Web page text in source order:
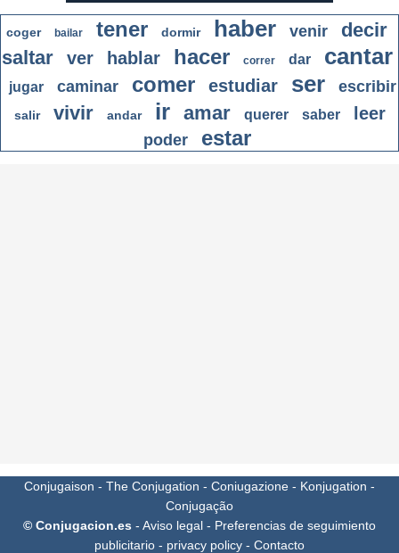
coger bailar tener dormir haber venir
decir
saltar
ver hablar hacer correr dar cantar
jugar caminar comer estudiar ser escribir
salir vivir andar ir amar querer saber leer
poder estar
Conjugaison - The Conjugation - Coniugazione - Konjugation -
Conjugação
© Conjugacion.es - Aviso legal - Preferencias de seguimiento
publicitario - privacy policy - Contacto